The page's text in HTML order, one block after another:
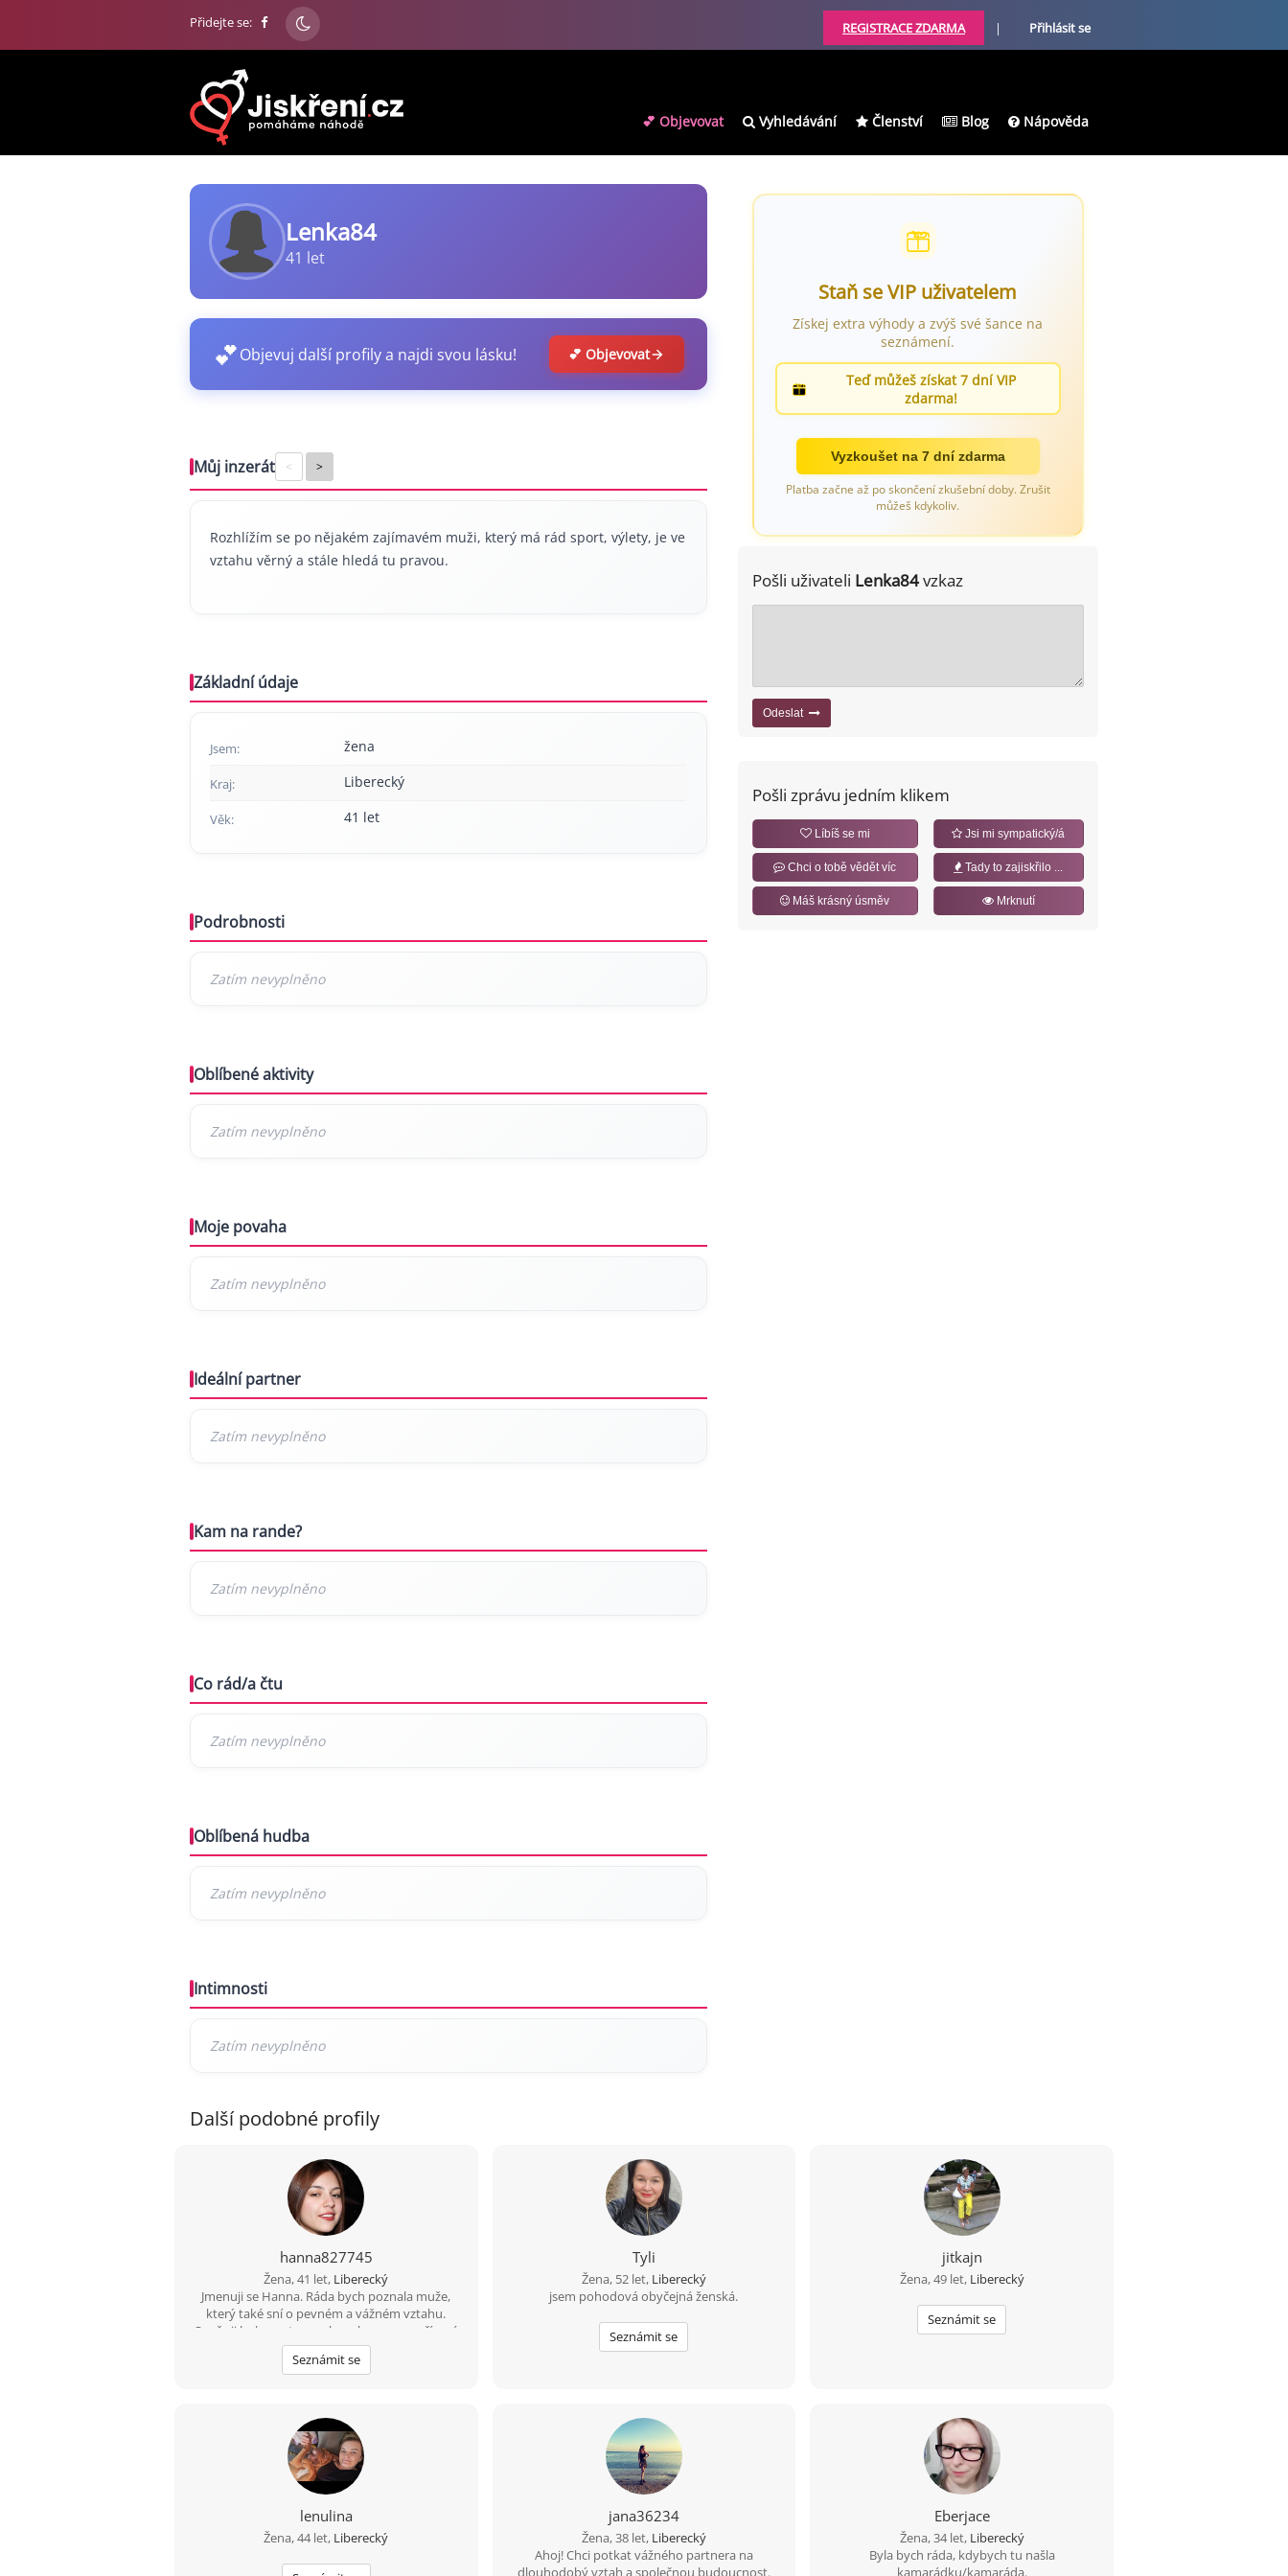
Přidejte se: REGISTRACE ZDARMA | Přihlásit se
💕 Objevovat Vyhledávání Členství Blog Nápověda
Lenka84
41 let
💕Objevuj další profily a najdi svou lásku! 💕 Objevovat
Můj inzerát < >
Rozhlížím se po nějakém zajímavém muži, který má rád sport, výlety, je ve
vztahu věrný a stále hledá tu pravou.
Základní údaje
Jsem: žena
Kraj: Liberecký
Věk: 41 let
Podrobnosti
Oblíbené aktivity
Moje povaha
Ideální partner
Kam na rande?
Co rád/a čtu
Oblíbená hudba
Intimnosti
Staň se VIP uživatelem
Získej extra výhody a zvýš své šance na
seznámení.
Teď můžeš získat 7 dní VIP
zdarma!
Vyzkoušet na 7 dní zdarma
Platba začne až po skončení zkušební doby. Zrušit
můžeš kdykoliv.
Pošli uživateli Lenka84vzkaz
Odeslat
Pošli zprávu jedním klikem
Líbíš se mi Jsi mi sympatický/á
Chci o tobě vědět víc Tady to zajiskřilo ...
Máš krásný úsměv Mrknutí
Další podobné profily
hanna827745
Žena, 41 let, Liberecký
Jmenuji se Hanna. Ráda bych poznala muže,
který také sní o pevném a vážném vztahu.
Oceňuji laskavost, smysl pro humor a upřímné
rozhovory. Pokud hledáš opravdový vztah bez
her, pošli mi svou e-mailovou adresu a určitě ti
Seznámit se
Tyli
Žena, 52 let, Liberecký
jsem pohodová obyčejná ženská.
Seznámit se
jitkajn
Žena, 49 let, Liberecký
Seznámit se
lenulina
Žena, 44 let, Liberecký
jana36234
Žena, 38 let, Liberecký
Ahoj! Chci potkat vážného partnera na
dlouhodobý vztah a společnou budoucnost.
Eberjace
Žena, 34 let, Liberecký
Byla bych ráda, kdybych tu našla
kamarádku/kamaráda.